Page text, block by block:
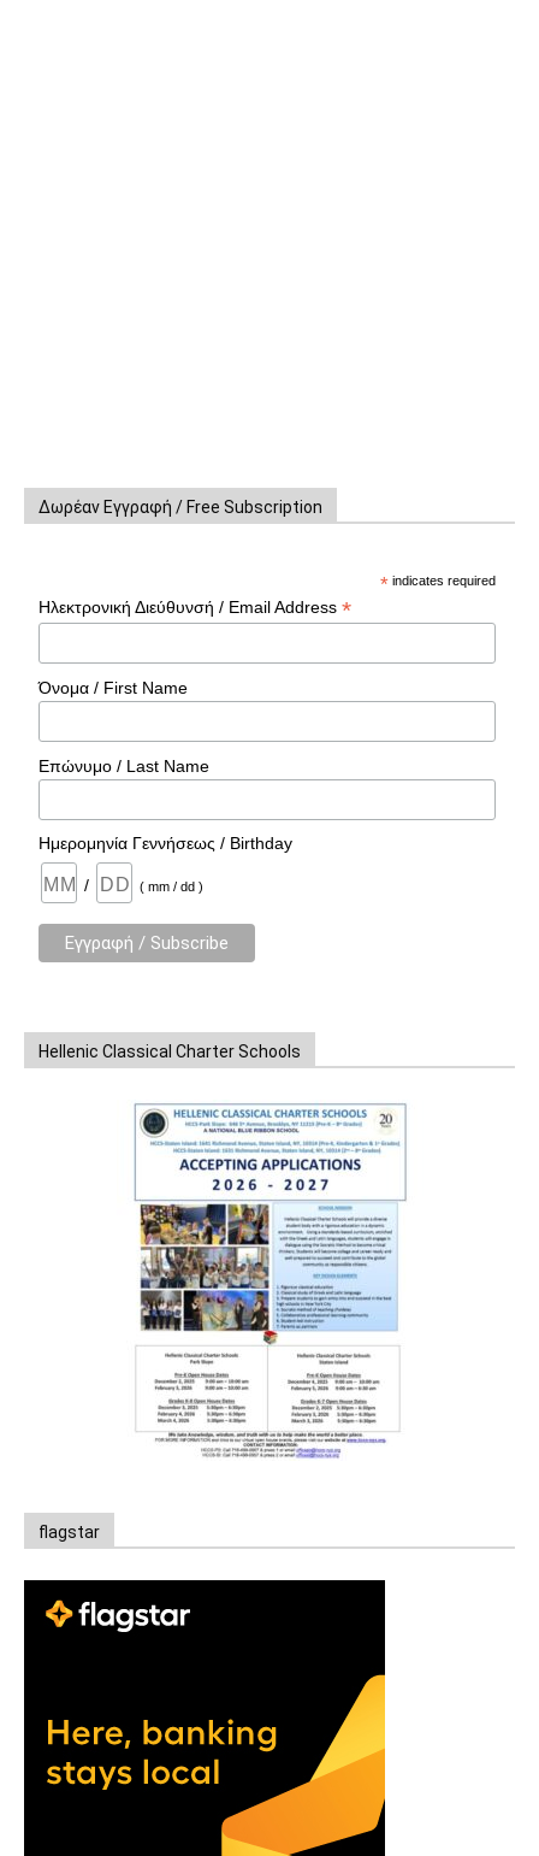
Δωρέαν Εγγραφή / Free Subscription
* indicates required
Ηλεκτρονική Διεύθυνσή / Email Address*
Όνομα / First Name
Επώνυμο / Last Name
Ημερομηνία Γεννήσεως / Birthday
/ ( mm / dd )
Hellenic Classical Charter Schools
flagstar